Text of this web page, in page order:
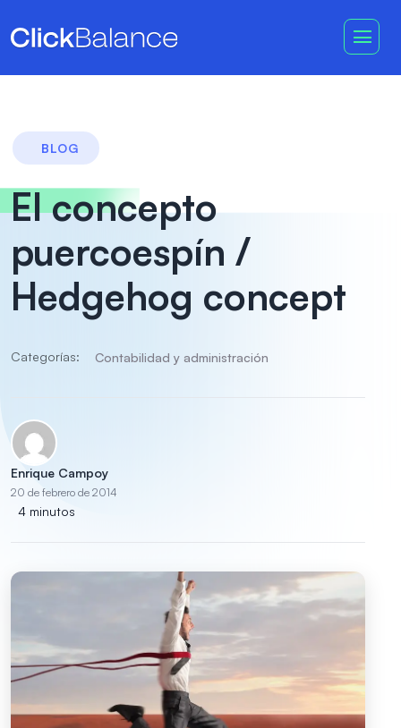
BLOG
El concepto
puercoespín /
Hedgehog concept
Categorías: Contabilidad y administración
Enrique Campoy
20 de febrero de 2014
4 minutos